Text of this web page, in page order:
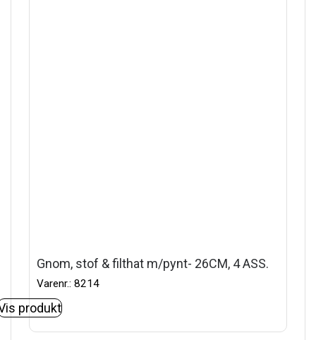
Gnom, stof & filthat m/pynt- 26CM, 4 ASS.
Varenr.: 8214
produkt